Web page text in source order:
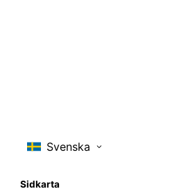
Sidkarta